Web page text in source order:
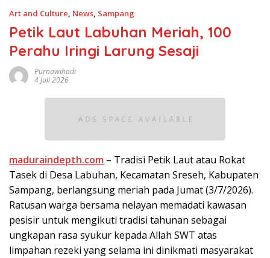
Art and Culture, News, Sampang
Petik Laut Labuhan Meriah, 100
Perahu Iringi Larung Sesaji
Purnawihadi
4 Juli 2026
maduraindepth.com – Tradisi Petik Laut atau Rokat
Tasek di Desa Labuhan, Kecamatan Sreseh, Kabupaten
Sampang, berlangsung meriah pada Jumat (3/7/2026).
Ratusan warga bersama nelayan memadati kawasan
pesisir untuk mengikuti tradisi tahunan sebagai
ungkapan rasa syukur kepada Allah SWT atas
limpahan rezeki yang selama ini dinikmati masyarakat